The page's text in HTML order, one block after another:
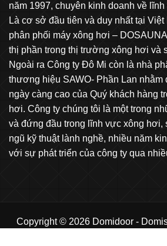
năm 1997, chuyên kinh doanh về
Là cơ sở đầu tiên và duy nhất tại
phân phối máy xông hơi –
thị phần trong thị trường xông hơi và
Ngoài ra Công ty Đô Mi còn là nhà
thương hiệu SAWO- Phần Lan nhằm
ngày càng cao của Quý khách hàng
hơi. Công ty chúng tôi là một trong
và đứng đầu trong lĩnh vực xông hơi,
ngũ kỹ thuật lành nghề, nhiều năm
với sự phát triển của công ty qua
Copyright © 2026 Domidoor -